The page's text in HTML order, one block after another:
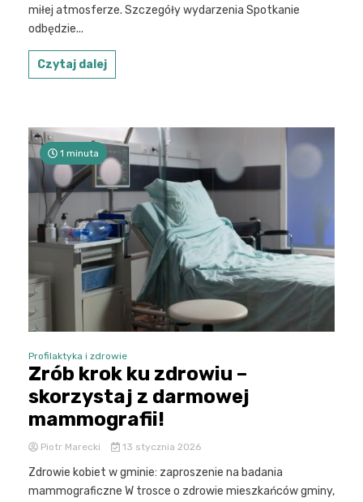
miłej atmosferze. Szczegóły wydarzenia Spotkanie
odbędzie...
Czytaj dalej
1 minuta
Profilaktyka i zdrowie
Zrób krok ku zdrowiu –
skorzystaj z darmowej
mammografii!
Piotr Marecki 13 stycznia 2026
Zdrowie kobiet w gminie: zaproszenie na badania
mammograficzne W trosce o zdrowie mieszkańców gminy,